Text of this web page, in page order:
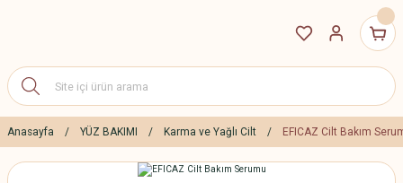
Anasayfa YÜZ BAKIMI Karma ve Yağlı Cilt EFICAZ Cilt Bakım